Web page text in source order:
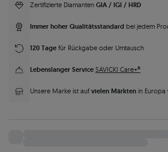
Zertifizierte Diamanten GIA / IGI / HRD
Immer hoher Qualitätsstandard bei jedem
120 Tage für Rückgabe oder Umtausch
Lebenslanger Service SAVICKI Care+®
Unsere Marke ist auf vielen Märkten in